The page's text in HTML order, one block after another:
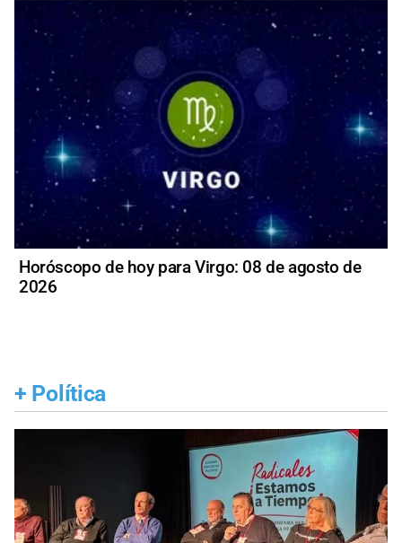
Horóscopo de hoy para Virgo: 08 de agosto de
2026
+ Política